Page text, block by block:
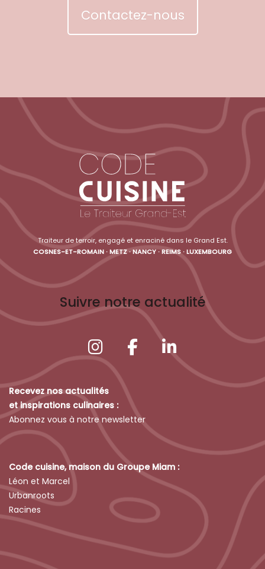
Contactez-nous
Traiteur de terroir, engagé et enraciné dans le Grand Est.
COSNES-ET-ROMAIN · METZ · NANCY · REIMS · LUXEMBOURG
Suivre notre actualité
Recevez nos actualités
et inspirations culinaires :
Abonnez vous à notre newsletter
Code cuisine, maison du Groupe Miam :
Léon et Marcel
Urbanroots
Racines